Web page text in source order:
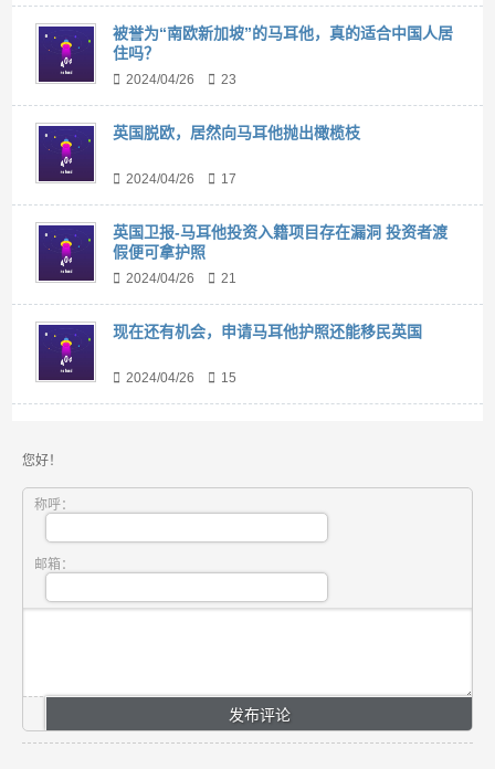
被誉为“南欧新加坡”的马耳他，真的适合中国人居
住吗？
2024/04/26 23
英国脱欧，居然向马耳他抛出橄榄枝
2024/04/26 17
英国卫报-马耳他投资入籍项目存在漏洞 投资者渡
假便可拿护照
2024/04/26 21
现在还有机会，申请马耳他护照还能移民英国
2024/04/26 15
您好！
称呼：
邮箱：